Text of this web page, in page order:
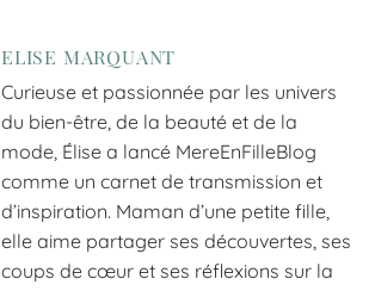
ELISE MARQUANT
Curieuse et passionnée par les univers
du bien-être, de la beauté et de la
mode, Élise a lancé MereEnFilleBlog
comme un carnet de transmission et
d’inspiration. Maman d’une petite fille,
elle aime partager ses découvertes, ses
coups de cœur et ses réflexions sur la